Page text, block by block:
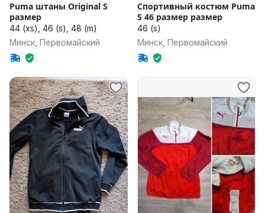
Puma штаны Original S
размер
44 (xs), 46 (s), 48 (m)
Минск, Первомайский
Спортивный костюм Puma
S 46 размер размер
46 (s)
Минск, Первомайский